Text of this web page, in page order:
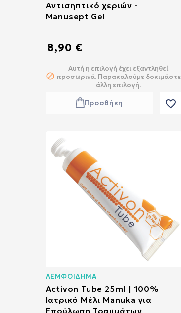
Αντισηπτικό χεριών -
Manusept Gel
8,90 €
Αυτή η επιλογή έχει εξαντληθεί
προσωρινά. Παρακαλούμε δοκιμάστε
άλλη επιλογή.
Προσθήκη favorite_border
ΛΕΜΦΟΙΔΗΜΑ
Activon Tube 25ml | 100%
Ιατρικό Μέλι Manuka για
Επούλωση Τραυμάτων